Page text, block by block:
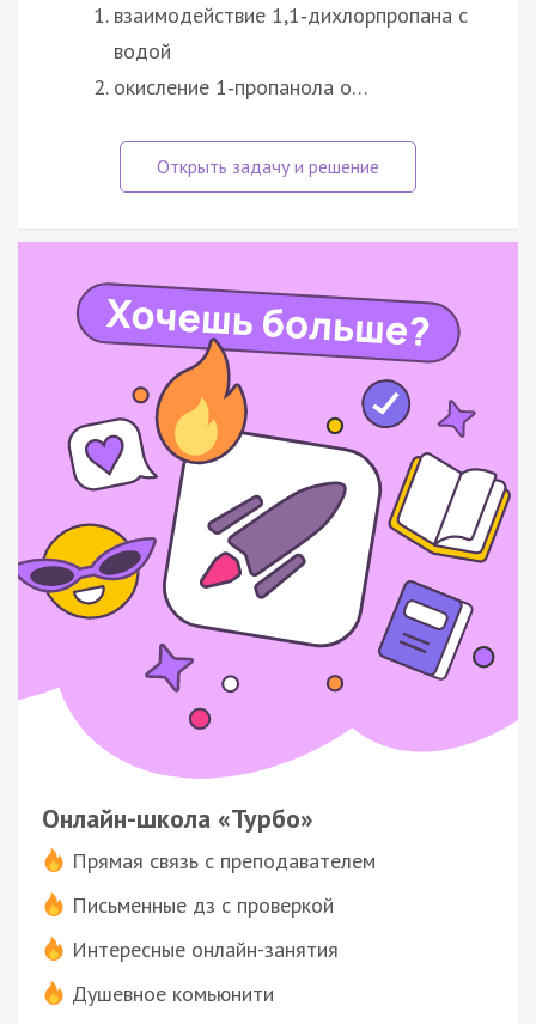
взаимодействие 1,1‑дихлорпропана с
водой
окисление 1‑пропанола о…
Онлайн-школа «Турбо»
Прямая связь с преподавателем
Письменные дз с проверкой
Интересные онлайн-занятия
Душевное комьюнити